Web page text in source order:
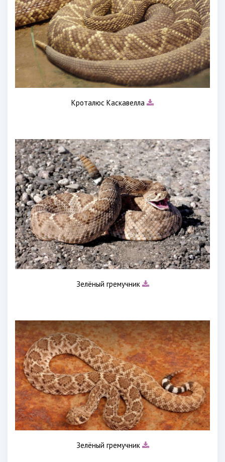
Кроталюс Каскавелла
Зелёный гремучник
Зелёный гремучник